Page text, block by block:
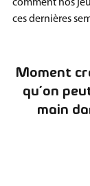
comment nos
ces dernières
Moment
qu’on
main